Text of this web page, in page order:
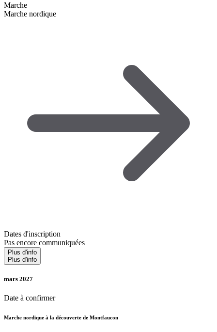
Marche
Marche nordique
Dates d'inscription
Pas encore communiquées
Plus d'info
Plus d'info
mars 2027
Date à confirmer
Marche nordique à la découverte de Montfaucon